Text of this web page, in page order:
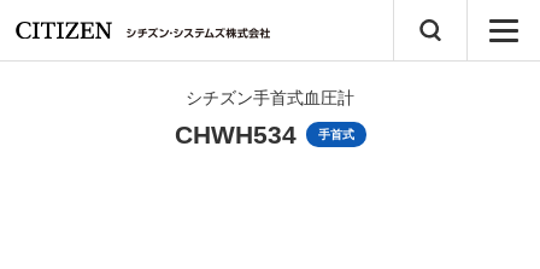
シチズン手首式血圧計
CHWH534 手首式